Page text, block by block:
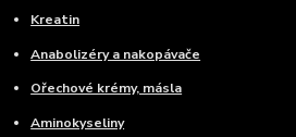
Kreatin
Anabolizéry a nakopávače
Ořechové krémy, másla
Aminokyseliny